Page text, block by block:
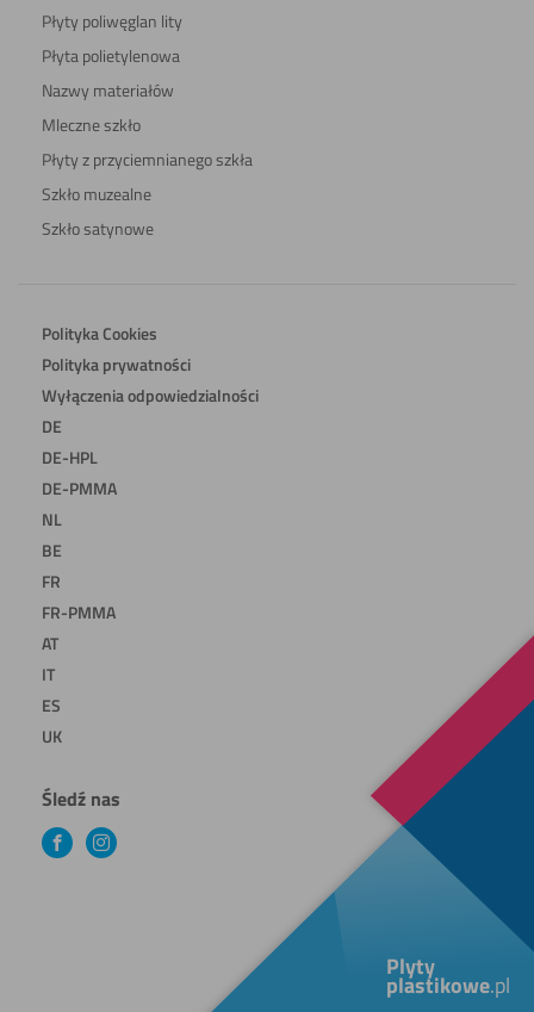
Płyty poliwęglan lity
Płyta polietylenowa
Nazwy materiałów
Mleczne szkło
Płyty z przyciemnianego szkła
Szkło muzealne
Szkło satynowe
Polityka Cookies
Polityka prywatności
Wyłączenia odpowiedzialności
DE
DE-HPL
DE-PMMA
NL
BE
FR
FR-PMMA
AT
IT
ES
UK
Śledź nas
FacebookInstagram
Plyty
plastikowe.pl